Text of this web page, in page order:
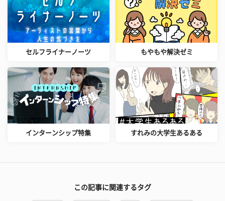
セルフライナーノーツ もやもや解決ゼミ
インターンシップ特集 すれみの大学生あるある
この記事に関連するタグ